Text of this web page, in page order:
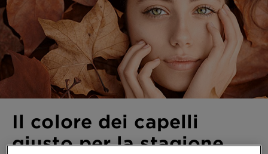
Il colore dei capelli
giusto per la stagione